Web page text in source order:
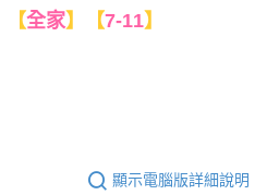
【全家】 【7-11】
顯示電腦版詳細說明